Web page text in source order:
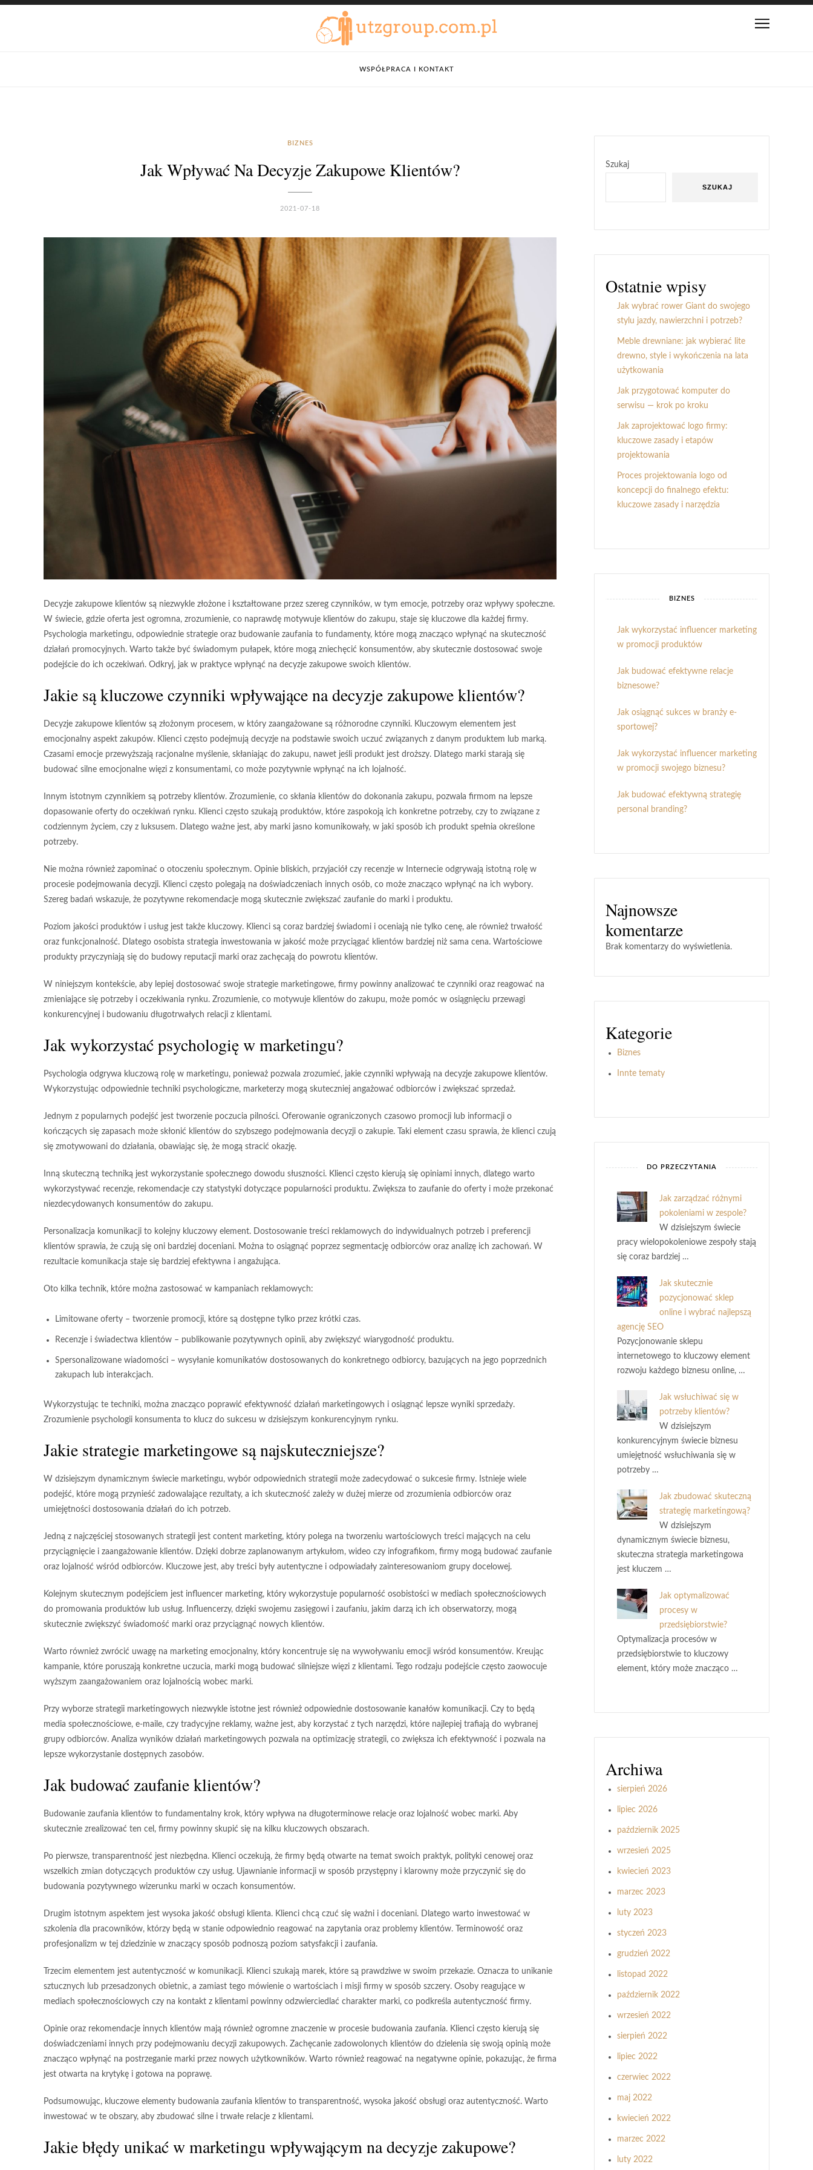
WSPÓŁPRACA I KONTAKT
BIZNES
Jak Wpływać Na Decyzje Zakupowe Klientów?
2021-07-18
Decyzje zakupowe klientów są niezwykle złożone i kształtowane przez szereg czynników, w tym emocje, potrzeby oraz wpływy społeczne.
W świecie, gdzie oferta jest ogromna, zrozumienie, co naprawdę motywuje klientów do zakupu, staje się kluczowe dla każdej firmy.
Psychologia marketingu, odpowiednie strategie oraz budowanie zaufania to fundamenty, które mogą znacząco wpłynąć na skuteczność
działań promocyjnych. Warto także być świadomym pułapek, które mogą zniechęcić konsumentów, aby skutecznie dostosować swoje
podejście do ich oczekiwań. Odkryj, jak w praktyce wpłynąć na decyzje zakupowe swoich klientów.
Jakie są kluczowe czynniki wpływające na decyzje zakupowe klientów?
Decyzje zakupowe klientów są złożonym procesem, w który zaangażowane są różnorodne czynniki. Kluczowym elementem jest
emocjonalny aspekt zakupów. Klienci często podejmują decyzje na podstawie swoich uczuć związanych z danym produktem lub marką.
Czasami emocje przewyższają racjonalne myślenie, skłaniając do zakupu, nawet jeśli produkt jest droższy. Dlatego marki starają się
budować silne emocjonalne więzi z konsumentami, co może pozytywnie wpłynąć na ich lojalność.
Innym istotnym czynnikiem są potrzeby klientów. Zrozumienie, co skłania klientów do dokonania zakupu, pozwala firmom na lepsze
dopasowanie oferty do oczekiwań rynku. Klienci często szukają produktów, które zaspokoją ich konkretne potrzeby, czy to związane z
codziennym życiem, czy z luksusem. Dlatego ważne jest, aby marki jasno komunikowały, w jaki sposób ich produkt spełnia określone
potrzeby.
Nie można również zapominać o otoczeniu społecznym. Opinie bliskich, przyjaciół czy recenzje w Internecie odgrywają istotną rolę w
procesie podejmowania decyzji. Klienci często polegają na doświadczeniach innych osób, co może znacząco wpłynąć na ich wybory.
Szereg badań wskazuje, że pozytywne rekomendacje mogą skutecznie zwiększać zaufanie do marki i produktu.
Poziom jakości produktów i usług jest także kluczowy. Klienci są coraz bardziej świadomi i oceniają nie tylko cenę, ale również trwałość
oraz funkcjonalność. Dlatego osobista strategia inwestowania w jakość może przyciągać klientów bardziej niż sama cena. Wartościowe
produkty przyczyniają się do budowy reputacji marki oraz zachęcają do powrotu klientów.
W niniejszym kontekście, aby lepiej dostosować swoje strategie marketingowe, firmy powinny analizować te czynniki oraz reagować na
zmieniające się potrzeby i oczekiwania rynku. Zrozumienie, co motywuje klientów do zakupu, może pomóc w osiągnięciu przewagi
konkurencyjnej i budowaniu długotrwałych relacji z klientami.
Jak wykorzystać psychologię w marketingu?
Psychologia odgrywa kluczową rolę w marketingu, ponieważ pozwala zrozumieć, jakie czynniki wpływają na decyzje zakupowe klientów.
Wykorzystując odpowiednie techniki psychologiczne, marketerzy mogą skuteczniej angażować odbiorców i zwiększać sprzedaż.
Jednym z popularnych podejść jest tworzenie poczucia pilności. Oferowanie ograniczonych czasowo promocji lub informacji o
kończących się zapasach może skłonić klientów do szybszego podejmowania decyzji o zakupie. Taki element czasu sprawia, że klienci czują
się zmotywowani do działania, obawiając się, że mogą stracić okazję.
Inną skuteczną techniką jest wykorzystanie społecznego dowodu słuszności. Klienci często kierują się opiniami innych, dlatego warto
wykorzystywać recenzje, rekomendacje czy statystyki dotyczące popularności produktu. Zwiększa to zaufanie do oferty i może przekonać
niezdecydowanych konsumentów do zakupu.
Personalizacja komunikacji to kolejny kluczowy element. Dostosowanie treści reklamowych do indywidualnych potrzeb i preferencji
klientów sprawia, że czują się oni bardziej doceniani. Można to osiągnąć poprzez segmentację odbiorców oraz analizę ich zachowań. W
rezultacie komunikacja staje się bardziej efektywna i angażująca.
Oto kilka technik, które można zastosować w kampaniach reklamowych:
Limitowane oferty – tworzenie promocji, które są dostępne tylko przez krótki czas.
Recenzje i świadectwa klientów – publikowanie pozytywnych opinii, aby zwiększyć wiarygodność produktu.
Spersonalizowane wiadomości – wysyłanie komunikatów dostosowanych do konkretnego odbiorcy, bazujących na jego poprzednich
zakupach lub interakcjach.
Wykorzystując te techniki, można znacząco poprawić efektywność działań marketingowych i osiągnąć lepsze wyniki sprzedaży.
Zrozumienie psychologii konsumenta to klucz do sukcesu w dzisiejszym konkurencyjnym rynku.
Jakie strategie marketingowe są najskuteczniejsze?
W dzisiejszym dynamicznym świecie marketingu, wybór odpowiednich strategii może zadecydować o sukcesie firmy. Istnieje wiele
podejść, które mogą przynieść zadowalające rezultaty, a ich skuteczność zależy w dużej mierze od zrozumienia odbiorców oraz
umiejętności dostosowania działań do ich potrzeb.
Jedną z najczęściej stosowanych strategii jest content marketing, który polega na tworzeniu wartościowych treści mających na celu
przyciągnięcie i zaangażowanie klientów. Dzięki dobrze zaplanowanym artykułom, wideo czy infografikom, firmy mogą budować zaufanie
oraz lojalność wśród odbiorców. Kluczowe jest, aby treści były autentyczne i odpowiadały zainteresowaniom grupy docelowej.
Kolejnym skutecznym podejściem jest influencer marketing, który wykorzystuje popularność osobistości w mediach społecznościowych
do promowania produktów lub usług. Influencerzy, dzięki swojemu zasięgowi i zaufaniu, jakim darzą ich ich obserwatorzy, mogą
skutecznie zwiększyć świadomość marki oraz przyciągnąć nowych klientów.
Warto również zwrócić uwagę na marketing emocjonalny, który koncentruje się na wywoływaniu emocji wśród konsumentów. Kreując
kampanie, które poruszają konkretne uczucia, marki mogą budować silniejsze więzi z klientami. Tego rodzaju podejście często zaowocuje
wyższym zaangażowaniem oraz lojalnością wobec marki.
Przy wyborze strategii marketingowych niezwykle istotne jest również odpowiednie dostosowanie kanałów komunikacji. Czy to będą
media społecznościowe, e-maile, czy tradycyjne reklamy, ważne jest, aby korzystać z tych narzędzi, które najlepiej trafiają do wybranej
grupy odbiorców. Analiza wyników działań marketingowych pozwala na optimizację strategii, co zwiększa ich efektywność i pozwala na
lepsze wykorzystanie dostępnych zasobów.
Jak budować zaufanie klientów?
Budowanie zaufania klientów to fundamentalny krok, który wpływa na długoterminowe relacje oraz lojalność wobec marki. Aby
skutecznie zrealizować ten cel, firmy powinny skupić się na kilku kluczowych obszarach.
Po pierwsze, transparentność jest niezbędna. Klienci oczekują, że firmy będą otwarte na temat swoich praktyk, polityki cenowej oraz
wszelkich zmian dotyczących produktów czy usług. Ujawnianie informacji w sposób przystępny i klarowny może przyczynić się do
budowania pozytywnego wizerunku marki w oczach konsumentów.
Drugim istotnym aspektem jest wysoka jakość obsługi klienta. Klienci chcą czuć się ważni i doceniani. Dlatego warto inwestować w
szkolenia dla pracowników, którzy będą w stanie odpowiednio reagować na zapytania oraz problemy klientów.
Terminowość oraz
profesjonalizm w tej dziedzinie w znaczący sposób podnoszą poziom satysfakcji i zaufania.
Trzecim elementem jest autentyczność w komunikacji. Klienci szukają marek, które są prawdziwe w swoim przekazie. Oznacza to unikanie
sztucznych lub przesadzonych obietnic, a zamiast tego mówienie o wartościach i misji firmy w sposób szczery. Osoby reagujące w
mediach społecznościowych czy na kontakt z klientami powinny odzwierciedlać charakter marki, co podkreśla autentyczność firmy.
Opinie oraz rekomendacje innych klientów mają również ogromne znaczenie w procesie budowania zaufania. Klienci często kierują się
doświadczeniami innych przy podejmowaniu decyzji zakupowych. Zachęcanie zadowolonych klientów do dzielenia się swoją opinią może
znacząco wpłynąć na postrzeganie marki przez nowych użytkowników. Warto również reagować na negatywne opinie, pokazując, że firma
jest otwarta na krytykę i gotowa na poprawę.
Podsumowując, kluczowe elementy budowania zaufania klientów to transparentność, wysoka jakość obsługi oraz autentyczność. Warto
inwestować w te obszary, aby zbudować silne i trwałe relacje z klientami.
Jakie błędy unikać w marketingu wpływającym na decyzje zakupowe?
Szukaj
SZUKAJ
Ostatnie wpisy
Jak wybrać rower Giant do swojego
stylu jazdy, nawierzchni i potrzeb?
Meble drewniane: jak wybierać lite
drewno, style i wykończenia na lata
użytkowania
Jak przygotować komputer do
serwisu — krok po kroku
Jak zaprojektować logo firmy:
kluczowe zasady i etapów
projektowania
Proces projektowania logo od
koncepcji do finalnego efektu:
kluczowe zasady i narzędzia
BIZNES
Jak wykorzystać influencer marketing
w promocji produktów
Jak budować efektywne relacje
biznesowe?
Jak osiągnąć sukces w branży e-
sportowej?
Jak wykorzystać influencer marketing
w promocji swojego biznesu?
Jak budować efektywną strategię
personal branding?
Najnowsze
komentarze
Brak komentarzy do wyświetlenia.
Kategorie
Biznes
Innte tematy
DO PRZECZYTANIA
Jak zarządzać różnymi
pokoleniami w zespole?
W dzisiejszym świecie
pracy wielopokoleniowe zespoły stają
się coraz bardziej …
Jak skutecznie
pozycjonować sklep
online i wybrać najlepszą
agencję SEO
Pozycjonowanie sklepu
internetowego to kluczowy element
rozwoju każdego biznesu online, …
Jak wsłuchiwać się w
potrzeby klientów?
W dzisiejszym
konkurencyjnym świecie biznesu
umiejętność wsłuchiwania się w
potrzeby …
Jak zbudować skuteczną
strategię marketingową?
W dzisiejszym
dynamicznym świecie biznesu,
skuteczna strategia marketingowa
jest kluczem …
Jak optymalizować
procesy w
przedsiębiorstwie?
Optymalizacja procesów w
przedsiębiorstwie to kluczowy
element, który może znacząco …
Archiwa
sierpień 2026
lipiec 2026
październik 2025
wrzesień 2025
kwiecień 2023
marzec 2023
luty 2023
styczeń 2023
grudzień 2022
listopad 2022
październik 2022
wrzesień 2022
sierpień 2022
lipiec 2022
czerwiec 2022
maj 2022
kwiecień 2022
marzec 2022
luty 2022